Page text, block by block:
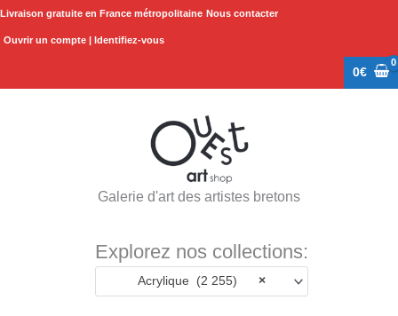
Aller
Livraison gratuite en France métropolitaine Nous contacter
Ouvrir un compte | Identifiez-vous
0€
Galerie d'art des artistes bretons
Explorez nos collections:
×
Acrylique (2 255)